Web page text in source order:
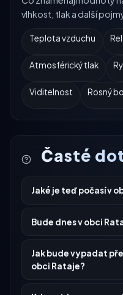
vlhkost, tlak a další
Teplota vzduchu
Atmosférický tlak
Viditelnost Rosný
Časté
Jaké je teď počasí v
Bude dnes v obci
Jak bude vypadat
obci Rataje?